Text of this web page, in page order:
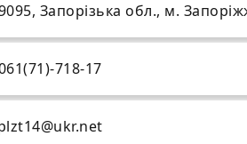
Запорізька обл., м.
718-17